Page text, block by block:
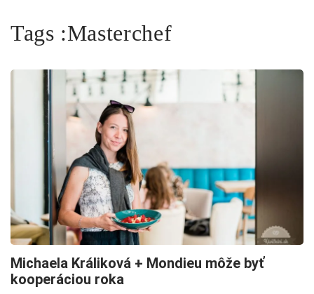
Tags :Masterchef
Michaela Králiková + Mondieu môže byť
kooperáciou roka